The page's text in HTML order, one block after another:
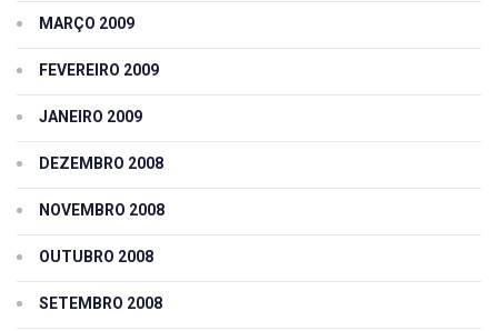
MARÇO 2009
FEVEREIRO 2009
JANEIRO 2009
DEZEMBRO 2008
NOVEMBRO 2008
OUTUBRO 2008
SETEMBRO 2008